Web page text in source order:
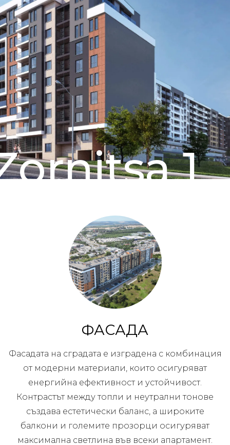
1
ФАСАДА
Фасадата на сградата е изградена с комбинация
от модерни материали, които осигуряват
енергийна ефективност и устойчивост.
Контрастът между топли и неутрални тонове
създава естетически баланс, а широките
балкони и големите прозорци осигуряват
максимална светлина във всеки апартамент.